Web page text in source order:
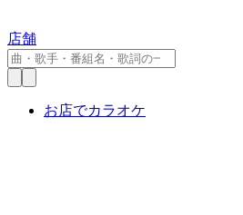
店舗
お店でカラオケ